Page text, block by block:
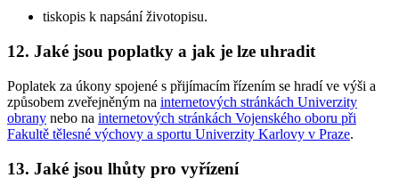
tiskopis k napsání životopisu.
12. Jaké jsou poplatky a jak je lze uhradit
Poplatek za úkony spojené s přijímacím řízením se hradí ve výši a
způsobem zveřejněným na internetových stránkách Univerzity
obrany nebo na internetových stránkách Vojenského oboru při
Fakultě tělesné výchovy a sportu Univerzity Karlovy v Praze.
13. Jaké jsou lhůty pro vyřízení